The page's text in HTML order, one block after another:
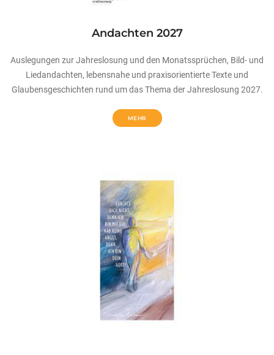
Andachten 2027
Auslegungen zur Jahreslosung und den Monatssprüchen, Bild- und
Liedandachten, lebensnahe und praxisorientierte Texte und
Glaubensgeschichten rund um das Thema der Jahreslosung 2027.
MEHR